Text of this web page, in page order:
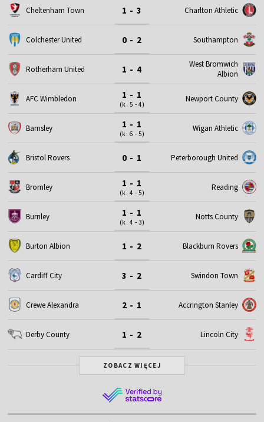
Cheltenham Town 1 - 3 Charlton Athletic
Colchester United 0 - 2 Southampton
Rotherham United 1 - 4
West Bromwich
Albion
AFC Wimbledon 1 - 1
(k. 5 - 4)
Newport County
Barnsley 1 - 1
(k. 6 - 5)
Wigan Athletic
Bristol Rovers 0 - 1 Peterborough United
Bromley 1 - 1
(k. 4 - 5)
Reading
Burnley 1 - 1
(k. 4 - 3)
Notts County
Burton Albion 1 - 2 Blackburn Rovers
Cardiff City 3 - 2 Swindon Town
Crewe Alexandra 2 - 1 Accrington Stanley
Derby County 1 - 2 Lincoln City
ZOBACZ WIĘCEJ